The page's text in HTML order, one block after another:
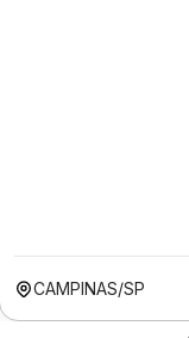
CAMPINAS/SP